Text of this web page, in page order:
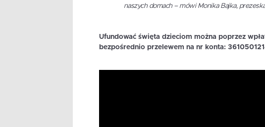
naszych domach – mówi Monika Bajka,
Ufundować święta dzieciom można poprzez
bezpośrednio przelewem na nr konta: